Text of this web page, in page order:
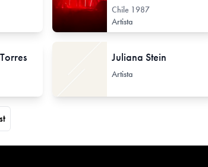
Chile 1987
Artista
Juliana Stein
Artista